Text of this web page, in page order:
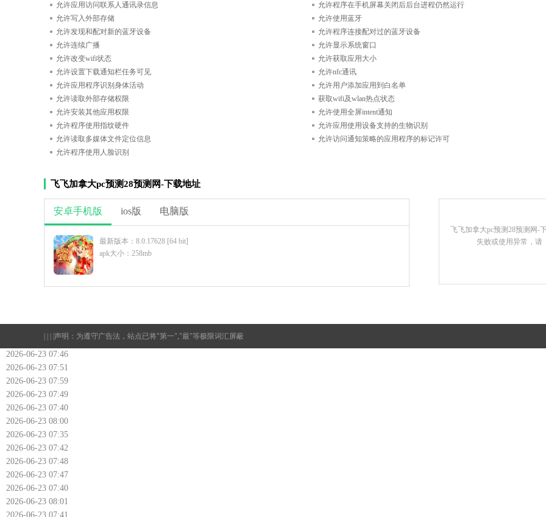
允许应用访问联系人通讯录信息
允许程序在手机屏幕关闭后后台进程仍然运行
允许写入外部存储
允许使用蓝牙
允许发现和配对新的蓝牙设备
允许程序连接配对过的蓝牙设备
允许连续广播
允许显示系统窗口
允许改变wifi状态
允许获取应用大小
允许设置下载通知栏任务可见
允许nfc通讯
允许应用程序识别身体活动
允许用户添加应用到白名单
允许读取外部存储权限
获取wifi及wlan热点状态
允许安装其他应用权限
允许使用全屏intent通知
允许程序使用指纹硬件
允许应用使用设备支持的生物识别
允许读取多媒体文件定位信息
允许访问通知策略的应用程序的标记许可
允许程序使用人脸识别
飞飞加拿大pc预测28预测网-下载地址
安卓手机版 ios版 电脑版
最新版本：8.0.17628 [64 bit]
apk大小：258mb
飞飞加拿大pc预测28预测网-
失败或使用异常，请
声明：为遵守广告法，站点已将"第一","最"等极限词汇屏蔽
2026-06-23 07:46
2026-06-23 07:51
2026-06-23 07:59
2026-06-23 07:49
2026-06-23 07:40
2026-06-23 08:00
2026-06-23 07:35
2026-06-23 07:42
2026-06-23 07:48
2026-06-23 07:47
2026-06-23 07:40
2026-06-23 08:01
2026-06-23 07:41